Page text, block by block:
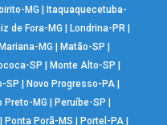
MG
Itaquaquecetuba-
de Fora-MG Londrina-PR
Mariana-MG Matão-SP
SP Monte Alto-SP
SP Novo Progresso-PA
Preto-MG Peruíbe-SP
Ponta Porã-MS Portel-PA|